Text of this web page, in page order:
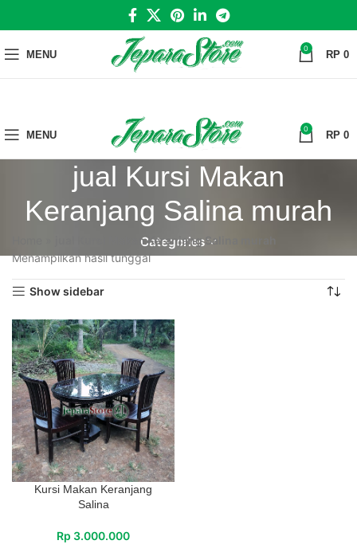
MENU 0 RP 0
MENU 0 RP 0
jual Kursi Makan
Keranjang Salina murah
Categories
jual Kursi Makan Keranjang Salina murah
Menampilkan hasil tunggal
Show sidebar
Kursi Makan Keranjang
Salina
Rp 3.000.000